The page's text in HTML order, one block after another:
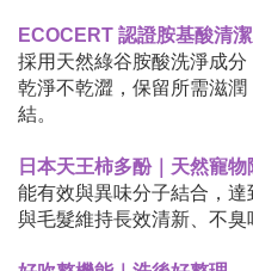
ECOCERT 認證胺基酸清
採用天然綠谷胺酸洗淨成分
乾淨不乾澀，保留所需滋
結。
日本天王柿多酚｜天然寵物
能有效與異味分子結合，
與毛髮維持長效清新、不臭